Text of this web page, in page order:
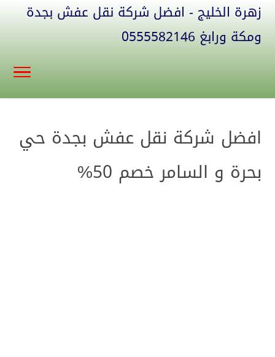
زهرة الخليج - افضل شركة نقل عفش بجدة
ومكة ورابغ 0555582146
افضل شركة نقل عفش بجدة حي
بحرة و السامر خصم 50%